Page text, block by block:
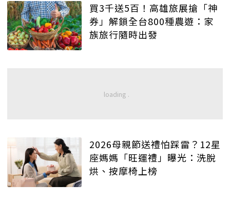
買3千送5百！高雄旅展搶「神
券」解鎖全台800種農遊：家
族旅行隨時出發
2026母親節送禮怕踩雷？12星
座媽媽「旺運禮」曝光：洗脫
烘、按摩椅上榜